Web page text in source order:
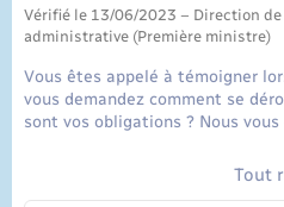
Vérifié le 13/06/2023 – Direction
administrative (Première ministre)
Vous êtes appelé à témoigner
vous demandez comment se
sont vos obligations ? Nous
Tout